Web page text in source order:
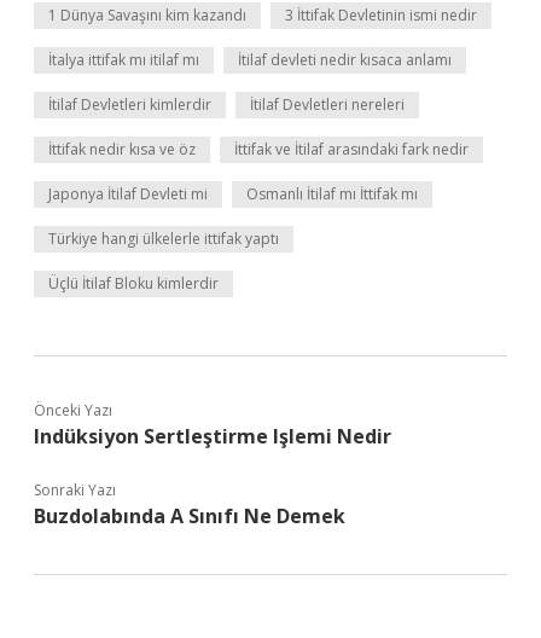
1 Dünya Savaşını kim kazandı 3 İttifak Devletinin ismi nedir
İtalya ittifak mı itilaf mı İtilaf devleti nedir kısaca anlamı
İtilaf Devletleri kimlerdir İtilaf Devletleri nereleri
İttifak nedir kısa ve öz İttifak ve İtilaf arasındaki fark nedir
Japonya İtilaf Devleti mi Osmanlı İtilaf mı İttifak mı
Türkiye hangi ülkelerle ittifak yaptı
Üçlü İtilaf Bloku kimlerdir
Önceki Yazı
Indüksiyon Sertleştirme Işlemi Nedir
Sonraki Yazı
Buzdolabında A Sınıfı Ne Demek